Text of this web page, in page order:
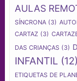
AULAS
SÍNCRONA (3)
CARTAZ (3)
DAS CRIANÇAS (3)
INFANTIL (12)
ETIQUETAS DE